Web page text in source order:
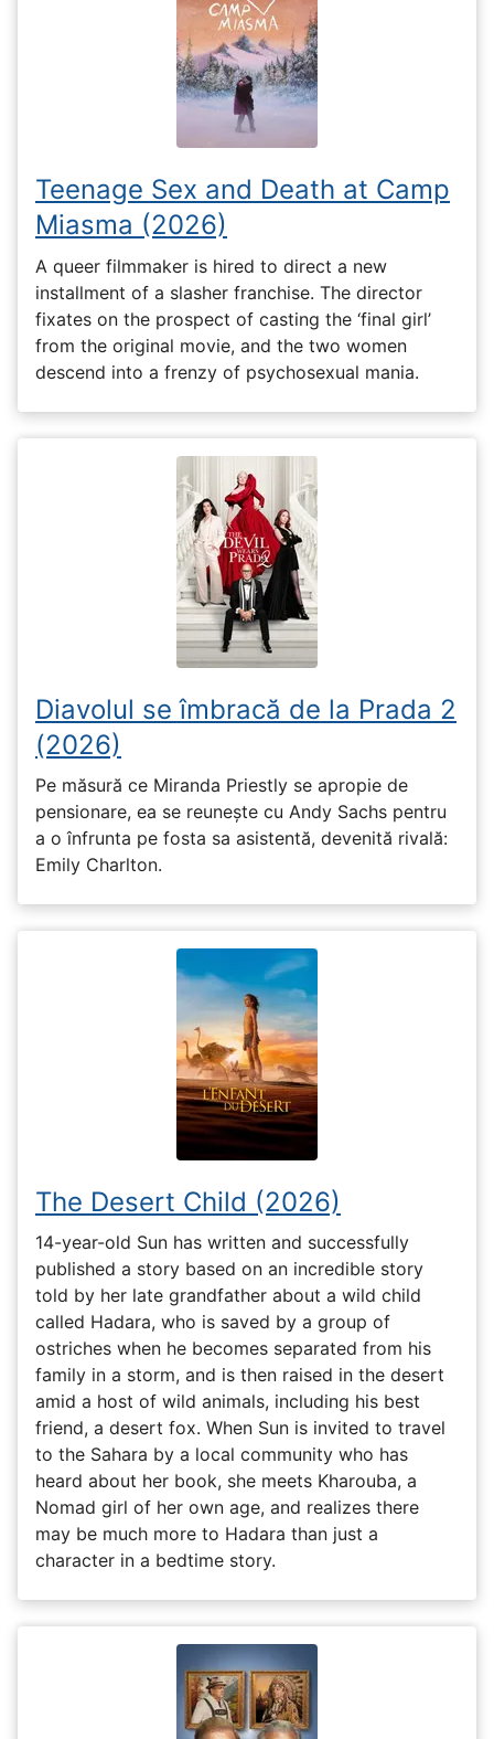
Teenage Sex and Death at Camp
Miasma (2026)
A queer filmmaker is hired to direct a new
installment of a slasher franchise. The director
fixates on the prospect of casting the ‘final girl’
from the original movie, and the two women
descend into a frenzy of psychosexual mania.
Diavolul se îmbracă de la Prada 2
(2026)
Pe măsură ce Miranda Priestly se apropie de
pensionare, ea se reunește cu Andy Sachs pentru
a o înfrunta pe fosta sa asistentă, devenită rivală:
Emily Charlton.
The Desert Child (2026)
14-year-old Sun has written and successfully
published a story based on an incredible story
told by her late grandfather about a wild child
called Hadara, who is saved by a group of
ostriches when he becomes separated from his
family in a storm, and is then raised in the desert
amid a host of wild animals, including his best
friend, a desert fox. When Sun is invited to travel
to the Sahara by a local community who has
heard about her book, she meets Kharouba, a
Nomad girl of her own age, and realizes there
may be much more to Hadara than just a
character in a bedtime story.